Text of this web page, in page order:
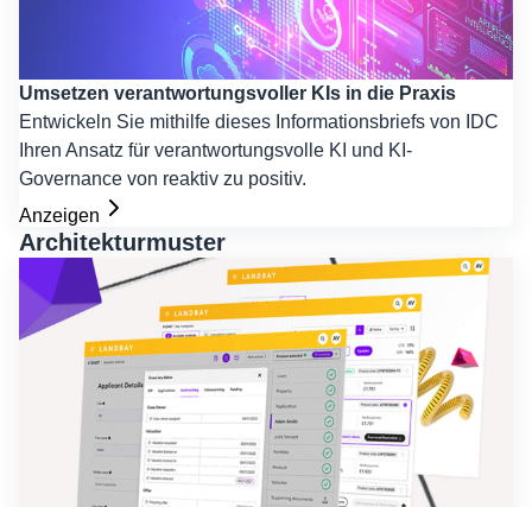
Umsetzen verantwortungsvoller KIs in die Praxis
Entwickeln Sie mithilfe dieses Informationsbriefs von IDC
Ihren Ansatz für verantwortungsvolle KI und KI-
Governance von reaktiv zu positiv.
Anzeigen
Architekturmuster